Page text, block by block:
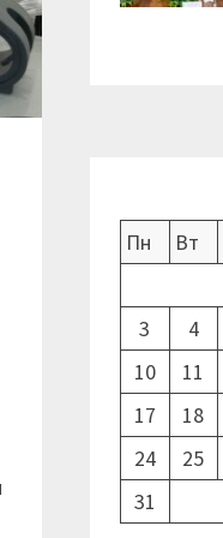
Пн
Вт
3
4
10
11
17
18
24
25
31